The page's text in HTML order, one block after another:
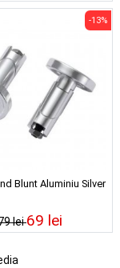
Blunt Aluminiu Silver
lei
-13%
69 lei